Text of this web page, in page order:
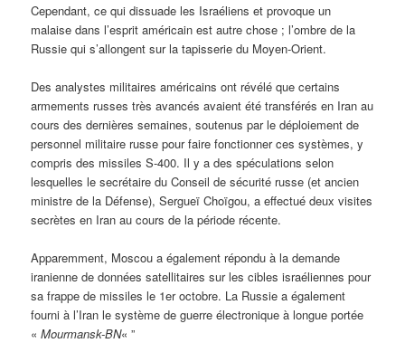
Cependant, ce qui dissuade les Israéliens et provoque un
malaise dans l’esprit américain est autre chose ; l’ombre de la
Russie qui s’allongent sur la tapisserie du Moyen-Orient.
Des analystes militaires américains ont révélé que certains
armements russes très avancés avaient été transférés en Iran au
cours des dernières semaines, soutenus par le déploiement de
personnel militaire russe pour faire fonctionner ces systèmes, y
compris des missiles S-400. Il y a des spéculations selon
lesquelles le secrétaire du Conseil de sécurité russe (et ancien
ministre de la Défense), Sergueï Choïgou, a effectué deux visites
secrètes en Iran au cours de la période récente.
Apparemment, Moscou a également répondu à la demande
iranienne de données satellitaires sur les cibles israéliennes pour
sa frappe de missiles le 1er octobre. La Russie a également
fourni à l’Iran le système de guerre électronique à longue portée
«Mourmansk-BN« ”